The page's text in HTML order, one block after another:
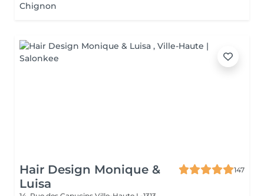
Chignon
Hair Design Monique &
Luisa
147